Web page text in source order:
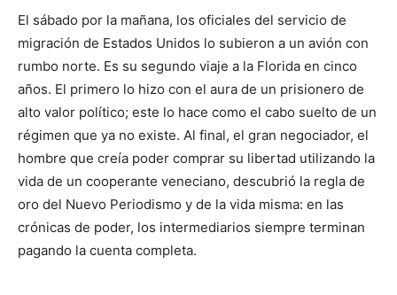
El sábado por la mañana, los oficiales del servicio de
migración de Estados Unidos lo subieron a un avión con
rumbo norte. Es su segundo viaje a la Florida en cinco
años. El primero lo hizo con el aura de un prisionero de
alto valor político; este lo hace como el cabo suelto de un
régimen que ya no existe. Al final, el gran negociador, el
hombre que creía poder comprar su libertad utilizando la
vida de un cooperante veneciano, descubrió la regla de
oro del Nuevo Periodismo y de la vida misma: en las
crónicas de poder, los intermediarios siempre terminan
pagando la cuenta completa.